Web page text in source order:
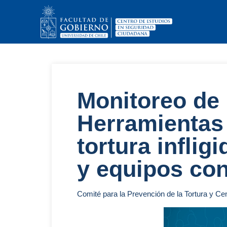
Monitoreo
tortura
y equipos
Comité para la Prevención de la Tortura y